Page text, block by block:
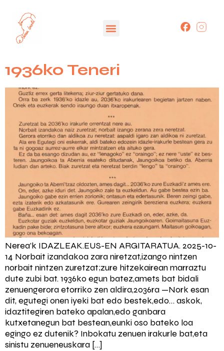
1936ko Teneri
Nerea’k IDAZLEAK.EUS-EN ARGITARATUA. 2025-10-
14 Norbait izandakoa zara niretzat,izango nintzen
norbait nintzen zuretzat;zure hitzekairean marraztu
dute zubi bat. 1936ko egun batez,amets bat bidali
zenuengerora etorriko zen aldira,2036ra —Nork esan
dit, egutegi onen iyeki bat edo bestek,edo… askok,
idaztitegiren bateko apalan,edo ganbara
kutxetanegun bat bestean,eunki oso bateko loa
egingo ez dutenik? Inbokatu zenuen irakurle bat,eta
sinistu zenueneuskara […]